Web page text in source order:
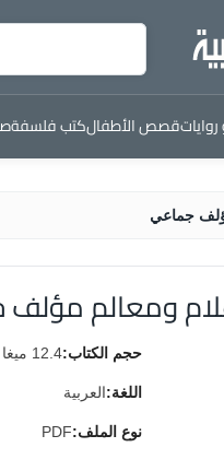
قصص الأطفالكتب فلسفة
جماعي
ومعالم
حجم الكتاب:12.4 ميغا بايت
اللغة:العربية
نوع الملف:PDF